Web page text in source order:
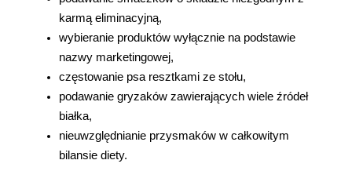
karmą eliminacyjną,
wybieranie produktów wyłącznie na podstawie
nazwy marketingowej,
częstowanie psa resztkami ze stołu,
podawanie gryzaków zawierających wiele źródeł
białka,
nieuwzględnianie przysmaków w całkowitym
bilansie diety.